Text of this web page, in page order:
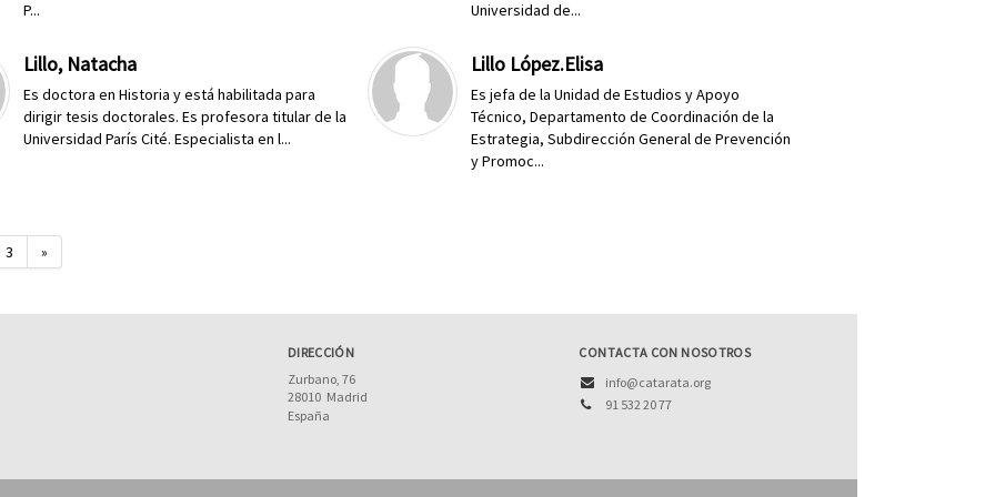
P... Universidad de...
Lillo, Natacha
Es doctora en Historia y está habilitada para
dirigir tesis doctorales. Es profesora titular de la
Universidad París Cité. Especialista en l...
Lillo López.Elisa
Es jefa de la Unidad de Estudios y Apoyo
Técnico, Departamento de Coordinación de la
Estrategia, Subdirección General de Prevención
y Promoc...
3 »
DIRECCIÓN
Zurbano, 76
28010 Madrid
España
CONTACTA CON NOSOTROS
info@catarata.org
91 532 20 77